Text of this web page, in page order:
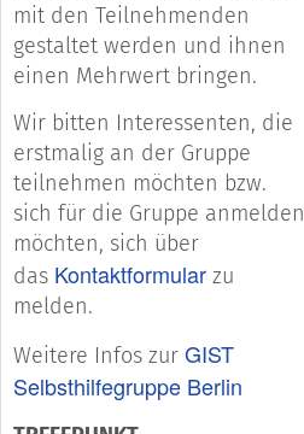
mit den Teilnehmenden
gestaltet werden und ihnen
einen Mehrwert bringen.
Wir bitten Interessenten, die
erstmalig an der Gruppe
teilnehmen möchten bzw.
sich für die Gruppe anmelden
möchten, sich über
das Kontaktformular zu
melden.
Weitere Infos zur GIST
Selbsthilfegruppe Berlin